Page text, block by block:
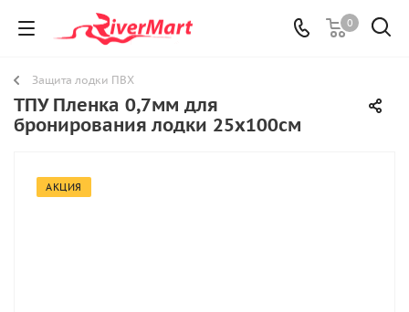
0
Защита лодки ПВХ
ТПУ Пленка 0,7мм для
бронирования лодки 25х100см
АКЦИЯ